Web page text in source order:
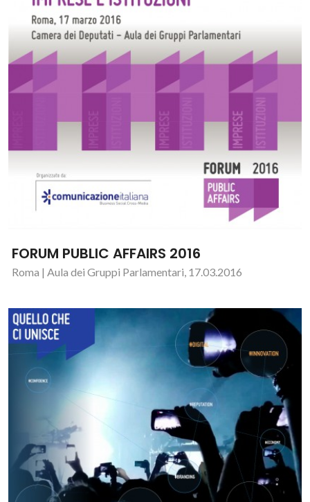
FORUM PUBLIC AFFAIRS 2016
Roma | Aula dei Gruppi Parlamentari, 17.03.2016